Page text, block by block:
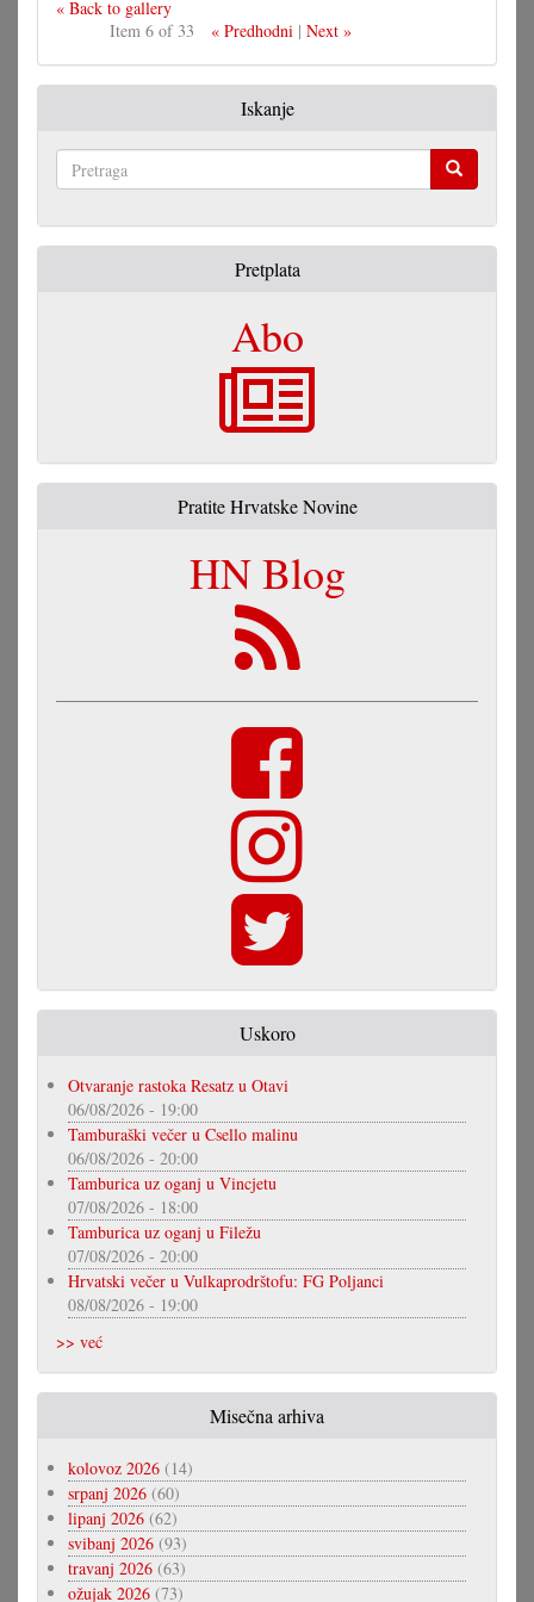
« Back to gallery
Item 6 of 33
« Predhodni| Next »
Iskanje
Pretplata
Abo
Pratite Hrvatske Novine
HN Blog
Uskoro
Otvaranje rastoka Resatz u Otavi
06/08/2026 - 19:00
Tamburaški večer u Csello malinu
06/08/2026 - 20:00
Tamburica uz oganj u Vincjetu
07/08/2026 - 18:00
Tamburica uz oganj u Filežu
07/08/2026 - 20:00
Hrvatski večer u Vulkaprodrštofu: FG Poljanci
08/08/2026 - 19:00
>> već
Misečna arhiva
kolovoz 2026 (14)
srpanj 2026 (60)
lipanj 2026 (62)
svibanj 2026 (93)
travanj 2026 (63)
ožujak 2026 (73)